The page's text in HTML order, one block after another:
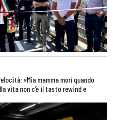
«Mia mamma morì quando
vita non c’è il tasto rewind e